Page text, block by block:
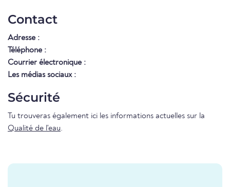
Contact
Adresse :
Téléphone :
Courrier électronique :
Les médias sociaux :
Sécurité
Tu trouveras également ici les informations actuelles sur la
Qualité de l'eau.